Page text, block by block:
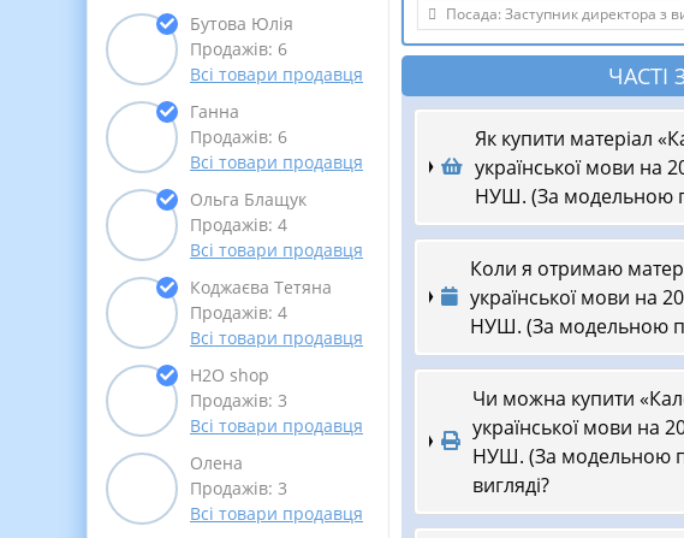
Бутова Юлія
Продажів: 6
Всі товари продавця
Ганна
Продажів: 6
Всі товари продавця
Ольга Блащук
Продажів: 4
Всі товари продавця
Коджаєва Тетяна
Продажів: 4
Всі товари продавця
Н2О shop
Продажів: 3
Всі товари продавця
Олена
Продажів: 3
Всі товари продавця
Посада: Заступник директора з
ЧАСТІ
Як купити матеріал
української мови на
НУШ. (За модельною
Коли я отримаю
української мови на
НУШ. (За модельною
Чи можна купити
української мови на
НУШ. (За модельною
вигляді?